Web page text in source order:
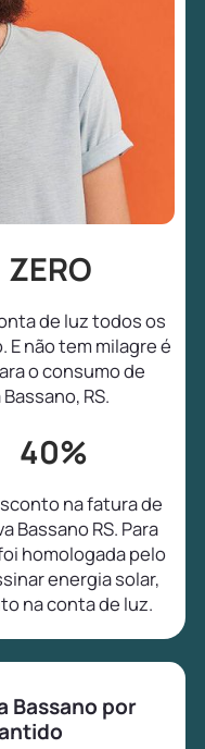
ZERO
de luz todos os
não tem milagre é
o consumo de
RS.
40%
na fatura de
Bassano RS. Para
homologada pelo
energia solar,
na conta de luz.
Bassano por